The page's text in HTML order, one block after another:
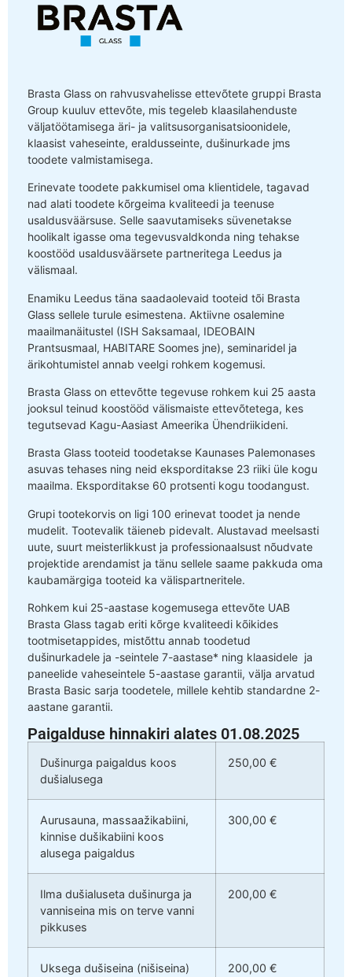
Brasta Glass on rahvusvahelisse ettevõtete gruppi Brasta
Group kuuluv ettevõte, mis tegeleb klaasilahenduste
väljatöötamisega äri- ja valitsusorganisatsioonidele,
klaasist vaheseinte, eraldusseinte, dušinurkade jms
toodete valmistamisega.
Erinevate toodete pakkumisel oma klientidele, tagavad
nad alati toodete kõrgeima kvaliteedi ja teenuse
usaldusväärsuse. Selle saavutamiseks süvenetakse
hoolikalt igasse oma tegevusvaldkonda ning tehakse
koostööd usaldusväärsete partneritega Leedus ja
välismaal.
Enamiku Leedus täna saadaolevaid tooteid tõi Brasta
Glass sellele turule esimestena. Aktiivne osalemine
maailmanäitustel (ISH Saksamaal, IDEOBAIN
Prantsusmaal, HABITARE Soomes jne), seminaridel ja
ärikohtumistel annab veelgi rohkem kogemusi.
Brasta Glass on ettevõtte tegevuse rohkem kui 25 aasta
jooksul teinud koostööd välismaiste ettevõtetega, kes
tegutsevad Kagu-Aasiast Ameerika Ühendriikideni.
Brasta Glass tooteid toodetakse Kaunases Palemonases
asuvas tehases ning neid eksporditakse 23 riiki üle kogu
maailma. Eksporditakse 60 protsenti kogu toodangust.
Grupi tootekorvis on ligi 100 erinevat toodet ja nende
mudelit. Tootevalik täieneb pidevalt. Alustavad meelsasti
uute, suurt meisterlikkust ja professionaalsust nõudvate
projektide arendamist ja tänu sellele saame pakkuda oma
kaubamärgiga tooteid ka välispartneritele.
Rohkem kui 25-aastase kogemusega ettevõte UAB
Brasta Glass tagab eriti kõrge kvaliteedi kõikides
tootmisetappides, mistõttu annab toodetud
dušinurkadele ja -seintele 7-aastase* ning klaasidele ja
paneelide vaheseintele 5-aastase garantii, välja arvatud
Brasta Basic sarja toodetele, millele kehtib standardne 2-
aastane garantii.
Paigalduse hinnakiri alates 01.08.2025
Dušinurga paigaldus koos
dušialusega
250,00 €
Aurusauna, massaažikabiini,
kinnise dušikabiini koos
alusega paigaldus
300,00 €
Ilma dušialuseta dušinurga ja
vanniseina mis on terve vanni
pikkuses
200,00 €
Uksega dušiseina (nišiseina)
200,00 €